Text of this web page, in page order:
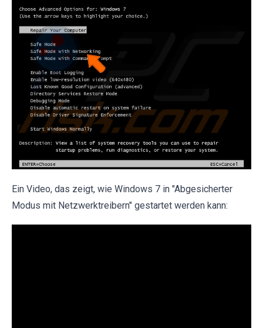
Ein Video, das zeigt, wie Windows 7 in "Abgesicherter
Modus mit Netzwerktreibern" gestartet werden kann: